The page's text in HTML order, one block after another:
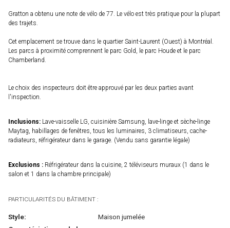
Gratton a obtenu une note de vélo de 77. Le vélo est très pratique pour la plupart
des trajets.
Cet emplacement se trouve dans le quartier Saint-Laurent (Ouest) à Montréal.
Les parcs à proximité comprennent le parc Gold, le parc Houde et le parc
Chamberland.
Le choix des inspecteurs doit être approuvé par les deux parties avant
l'inspection.
Inclusions: Lave-vaisselle LG, cuisinière Samsung, lave-linge et sèche-linge
Maytag, habillages de fenêtres, tous les luminaires, 3 climatiseurs, cache-
radiateurs, réfrigérateur dans le garage. (Vendu sans garantie légale)
Exclusions : Réfrigérateur dans la cuisine, 2 téléviseurs muraux (1 dans le
salon et 1 dans la chambre principale)
PARTICULARITÉS DU BÂTIMENT :
Style:
Maison jumelée